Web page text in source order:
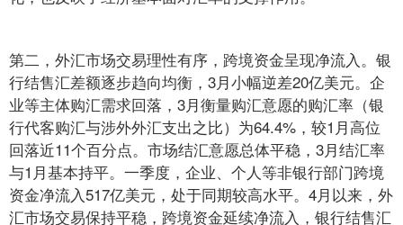
第二，外汇市场交易理性有序，跨境资金呈现净流入。银
行结售汇差额逐步趋向均衡，3月小幅逆差20亿美元。企
业等主体购汇需求回落，3月衡量购汇意愿的购汇率（银
行代客购汇与涉外外汇支出之比）为64.4%，较1月高位
回落近11个百分点。市场结汇意愿总体平稳，3月结汇率
与1月基本持平。一季度，企业、个人等非银行部门跨境
资金净流入517亿美元，处于同期较高水平。4月以来，外
汇市场交易保持平稳，跨境资金延续净流入，银行结售汇